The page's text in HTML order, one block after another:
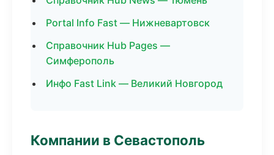
Portal Info Fast — Нижневартовск
Справочник Hub Pages —
Симферополь
Инфо Fast Link — Великий Новгород
Компании в Севастополь